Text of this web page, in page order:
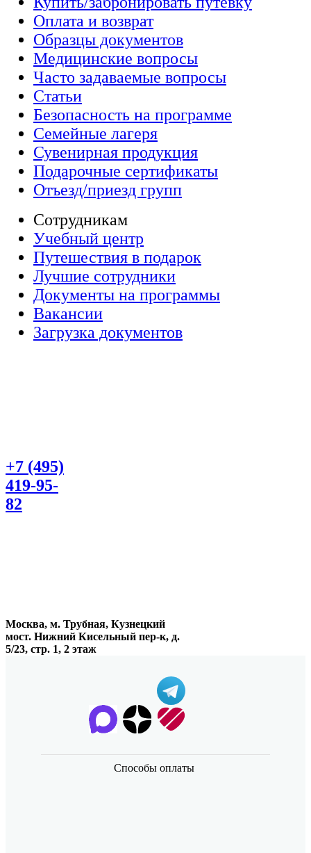
Оплата и возврат
Образцы документов
Медицинские вопросы
Часто задаваемые вопросы
Статьи
Безопасность на программе
Семейные лагеря
Сувенирная продукция
Подарочные сертификаты
Отъезд/приезд групп
Сотрудникам
Учебный центр
Путешествия в подарок
Лучшие сотрудники
Документы на программы
Вакансии
Загрузка документов
+7 (495)
419-95-
82
Москва, м. Трубная, Кузнецкий
мост. Нижний Кисельный пер-к, д.
5/23, стр. 1, 2 этаж
Способы оплаты